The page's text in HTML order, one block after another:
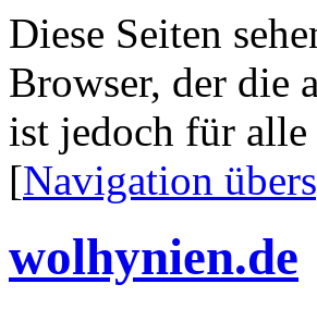
Diese Seiten
Browser, der die
ist jedoch für
[Navigation
wolhynien.de